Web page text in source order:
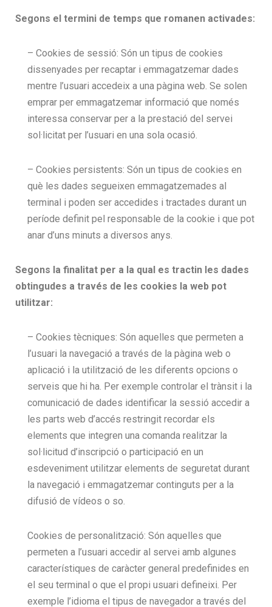
Segons el termini de temps que romanen activades:
– Cookies de sessió: Són un tipus de cookies
dissenyades per recaptar i emmagatzemar dades
mentre l’usuari accedeix a una pàgina web. Se solen
emprar per emmagatzemar informació que només
interessa conservar per a la prestació del servei
sol·licitat per l’usuari en una sola ocasió.
– Cookies persistents: Són un tipus de cookies en
què les dades segueixen emmagatzemades al
terminal i poden ser accedides i tractades durant un
període definit pel responsable de la cookie i que pot
anar d’uns minuts a diversos anys.
Segons la finalitat per a la qual es tractin les dades
obtingudes a través de les cookies la web pot
utilitzar:
– Cookies tècniques: Són aquelles que permeten a
l’usuari la navegació a través de la pàgina web o
aplicació i la utilització de les diferents opcions o
serveis que hi ha. Per exemple controlar el trànsit i la
comunicació de dades identificar la sessió accedir a
les parts web d’accés restringit recordar els
elements que integren una comanda realitzar la
sol·licitud d’inscripció o participació en un
esdeveniment utilitzar elements de seguretat durant
la navegació i emmagatzemar continguts per a la
difusió de vídeos o so.
Cookies de personalització: Són aquelles que
permeten a l’usuari accedir al servei amb algunes
característiques de caràcter general predefinides en
el seu terminal o que el propi usuari defineixi. Per
exemple l’idioma el tipus de navegador a través del